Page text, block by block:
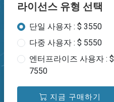
라이선스 유형 선택
단일 사용자 : $ 3550
다중 사용자 : $ 5550
엔터프라이즈 사용자 : $
7550
지금 구매하기